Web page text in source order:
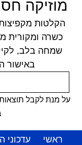
מוזיקה
הקלטות
כשרה ומקורית
שמחה בלב,
באישור
על מנת לקבל תוצאות
ראשי עדכוני